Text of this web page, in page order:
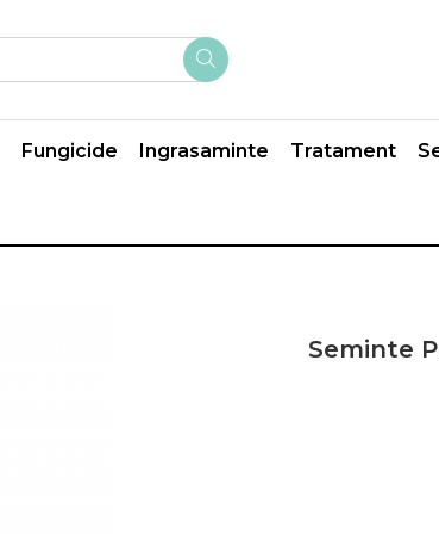
Fungicide Ingrasaminte Tratament
Seminte